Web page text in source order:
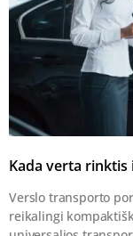
Kada verta
Verslo transporto
reikalingi